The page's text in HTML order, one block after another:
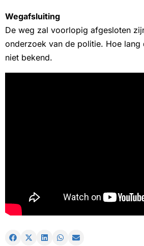
Wegafsluiting
De weg zal voorlopig afgesloten
onderzoek van de politie. Hoe lang
niet bekend.